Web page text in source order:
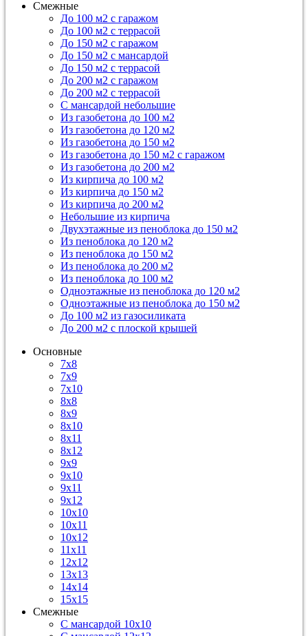
Смежные
До 100 м2 с гаражом
До 100 м2 с террасой
До 150 м2 с гаражом
До 150 м2 с мансардой
До 150 м2 с террасой
До 200 м2 с гаражом
До 200 м2 с террасой
С мансардой небольшие
Из газобетона до 100 м2
Из газобетона до 120 м2
Из газобетона до 150 м2
Из газобетона до 150 м2 с гаражом
Из газобетона до 200 м2
Из кирпича до 100 м2
Из кирпича до 150 м2
Из кирпича до 200 м2
Небольшие из кирпича
Двухэтажные из пеноблока до 150 м2
Из пеноблока до 120 м2
Из пеноблока до 150 м2
Из пеноблока до 200 м2
Из пеноблока до 100 м2
Одноэтажные из пеноблока до 120 м2
Одноэтажные из пеноблока до 150 м2
До 100 м2 из газосиликата
До 200 м2 с плоской крышей
Основные
7х8
7х9
7х10
8х8
8х9
8х10
8х11
8х12
9х9
9х10
9х11
9х12
10х10
10х11
10х12
11х11
12х12
13х13
14х14
15х15
Смежные
С мансардой 10х10